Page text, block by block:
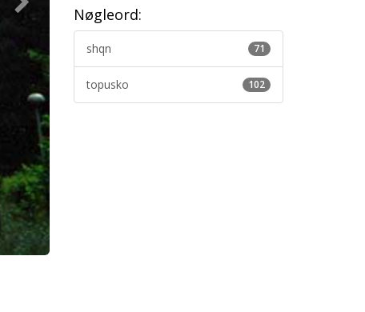
Nøgleord:
71
shqn
102
topusko